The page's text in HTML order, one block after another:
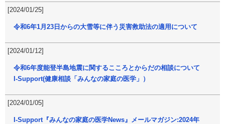
[2024/01/25]
令和6年1月23日からの大雪等に伴う災害救助法の適用について
[2024/01/12]
令和6年度能登半島地震に関するこころとからだの相談について
I-Support(健康相談「みんなの家庭の医学」）
[2024/01/05]
I-Support『みんなの家庭の医学News』メールマガジン:2024年